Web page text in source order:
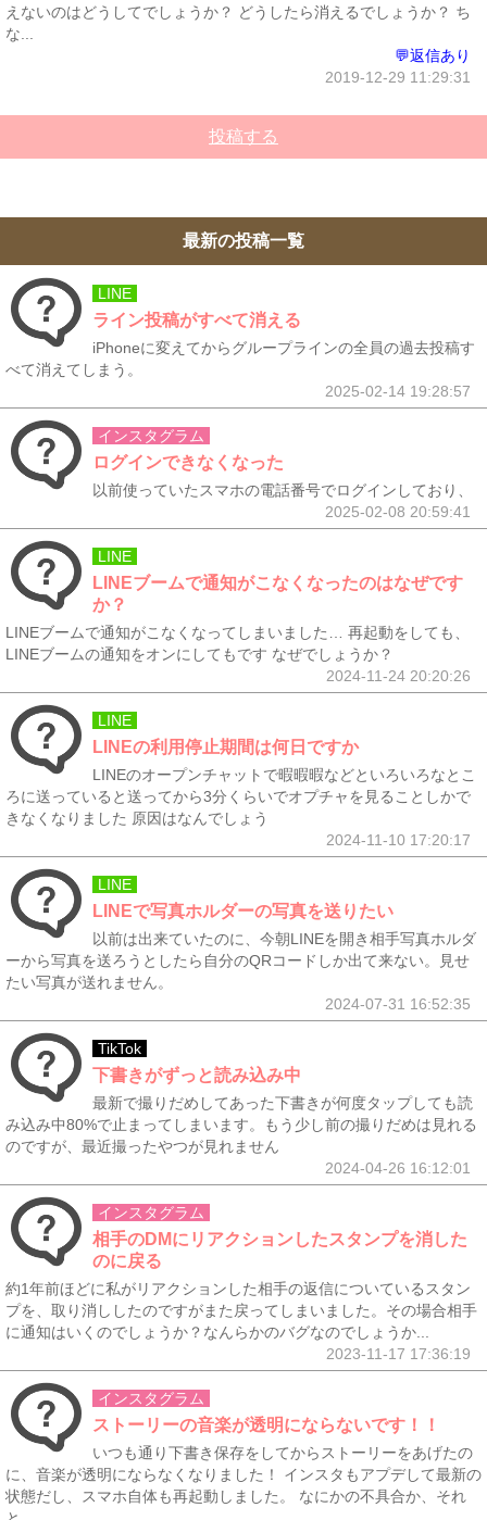
えないのはどうしてでしょうか？ どうしたら消えるでしょうか？ ち
な...
💬返信あり
2019-12-29 11:29:31
投稿する
最新の投稿一覧
LINE
ライン投稿がすべて消える
iPhoneに変えてからグループラインの全員の過去投稿す
べて消えてしまう。
2025-02-14 19:28:57
インスタグラム
ログインできなくなった
以前使っていたスマホの電話番号でログインしており、
2025-02-08 20:59:41
LINE
LINEブームで通知がこなくなったのはなぜです
か？
LINEブームで通知がこなくなってしまいました… 再起動をしても、
LINEブームの通知をオンにしてもです なぜでしょうか？
2024-11-24 20:20:26
LINE
LINEの利用停止期間は何日ですか
LINEのオープンチャットで暇暇暇などといろいろなとこ
ろに送っていると送ってから3分くらいでオプチャを見ることしかで
きなくなりました 原因はなんでしょう
2024-11-10 17:20:17
LINE
LINEで写真ホルダーの写真を送りたい
以前は出来ていたのに、今朝LINEを開き相手写真ホルダ
ーから写真を送ろうとしたら自分のQRコードしか出て来ない。見せ
たい写真が送れません。
2024-07-31 16:52:35
TikTok
下書きがずっと読み込み中
最新で撮りだめしてあった下書きが何度タップしても読
み込み中80%で止まってしまいます。もう少し前の撮りだめは見れる
のですが、最近撮ったやつが見れません
2024-04-26 16:12:01
インスタグラム
相手のDMにリアクションしたスタンプを消した
のに戻る
約1年前ほどに私がリアクションした相手の返信についているスタン
プを、取り消ししたのですがまた戻ってしまいました。その場合相手
に通知はいくのでしょうか？なんらかのバグなのでしょうか...
2023-11-17 17:36:19
インスタグラム
ストーリーの音楽が透明にならないです！！
いつも通り下書き保存をしてからストーリーをあげたの
に、音楽が透明にならなくなりました！ インスタもアプデして最新の
状態だし、スマホ自体も再起動しました。 なにかの不具合か、それ